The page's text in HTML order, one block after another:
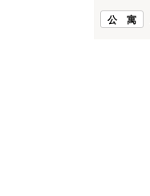
公 寓